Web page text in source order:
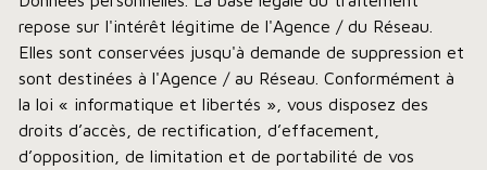
repose sur l'intérêt légitime de l'Agence / du Réseau.
Elles sont conservées jusqu'à demande de suppression et
sont destinées à l'Agence / au Réseau. Conformément à
la loi « informatique et libertés », vous disposez des
droits d’accès, de rectification, d’effacement,
d’opposition, de limitation et de portabilité de vos